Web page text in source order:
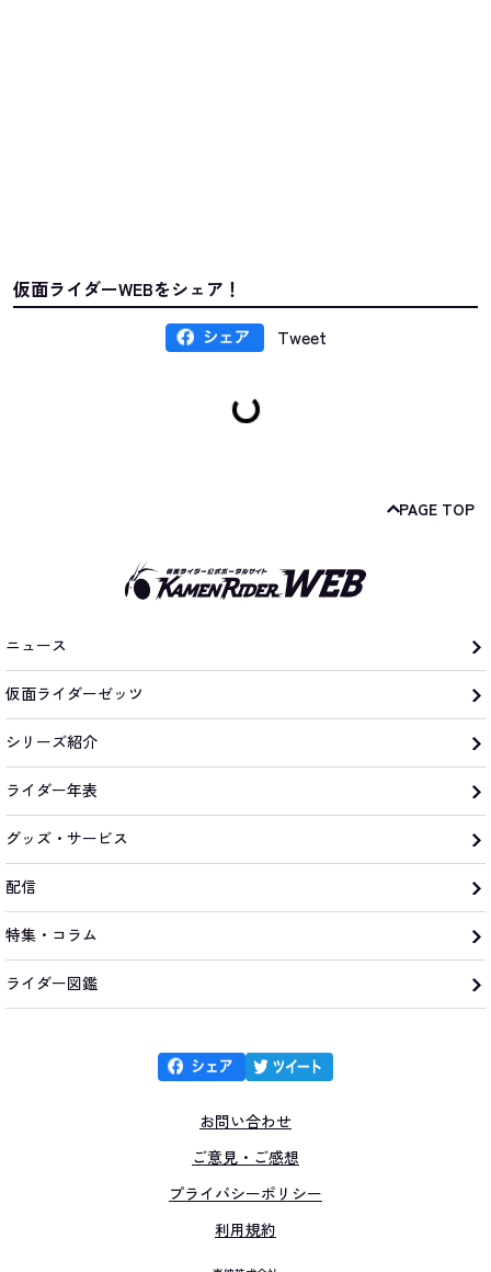
仮面ライダーWEBをシェア！
Tweet
PAGE TOP
ニュース
仮面ライダーゼッツ
シリーズ紹介
ライダー年表
グッズ・サービス
配信
特集・コラム
ライダー図鑑
お問い合わせ
ご意見・ご感想
プライバシーポリシー
利用規約